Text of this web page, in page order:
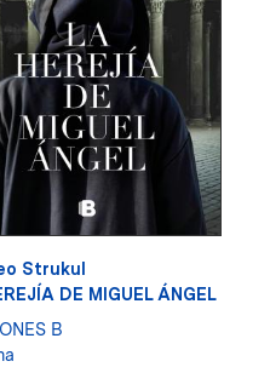
Strukul
DE MIGUEL ÁNGEL
B